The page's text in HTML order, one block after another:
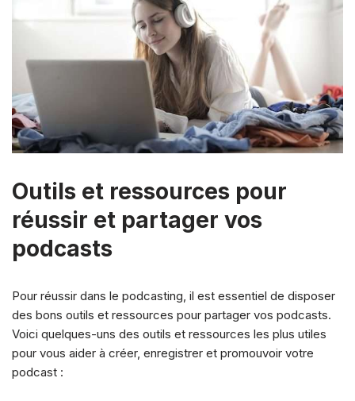
Outils et ressources pour
réussir et partager vos
podcasts
Pour réussir dans le podcasting, il est essentiel de disposer
des bons outils et ressources pour partager vos podcasts.
Voici quelques-uns des outils et ressources les plus utiles
pour vous aider à créer, enregistrer et promouvoir votre
podcast :